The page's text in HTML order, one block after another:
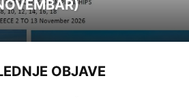
OBJAVE